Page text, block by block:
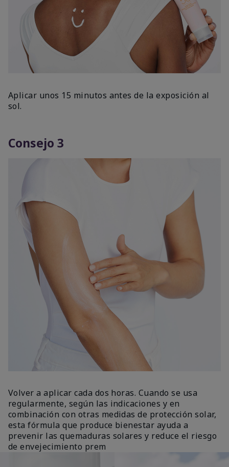
Aplicar unos 15 minutos antes de la exposición al
sol.
Consejo 3
Volver a aplicar cada dos horas. Cuando se usa
regularmente, según las indicaciones y en
combinación con otras medidas de protección solar,
esta fórmula que produce bienestar ayuda a
prevenir las quemaduras solares y reduce el riesgo
de envejecimiento prem